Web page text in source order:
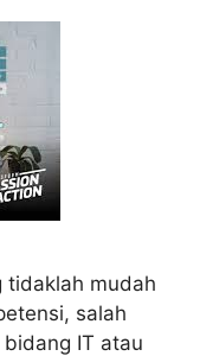
tidaklah mudah
salah
IT atau